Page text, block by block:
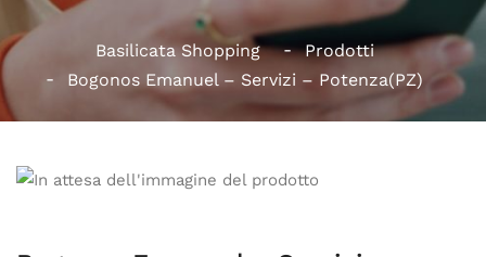
Basilicata Shopping
Prodotti
Bogonos Emanuel – Servizi – Potenza(PZ)